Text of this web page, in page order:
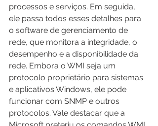
processos e serviços. Em seguida,
ele passa todos esses detalhes para
o software de gerenciamento de
rede, que monitora a integridade, o
desempenho e a disponibilidade da
rede. Embora o WMI seja um
protocolo proprietário para sistemas
e aplicativos Windows, ele pode
funcionar com SNMP e outros
protocolos. Vale destacar que a